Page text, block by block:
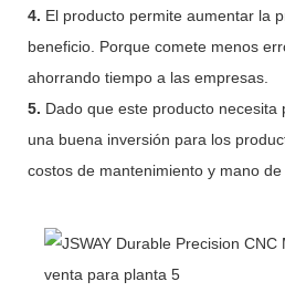
4. El producto permite aumentar la
beneficio. Porque comete menos
ahorrando tiempo a las empresas.
5. Dado que este producto necesita
una buena inversión para los
costos de mantenimiento y mano de